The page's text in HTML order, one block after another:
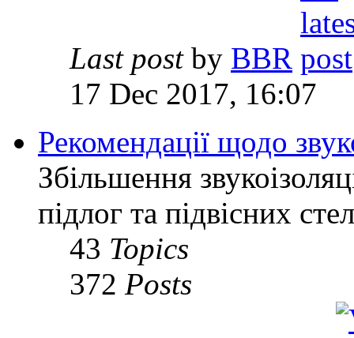
Last postby BBR
17 Dec 2017, 16:07
Рекомендації щодо
Збільшення
підлог та підвісних
43 Topics
372 Posts